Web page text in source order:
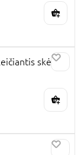
skėtis